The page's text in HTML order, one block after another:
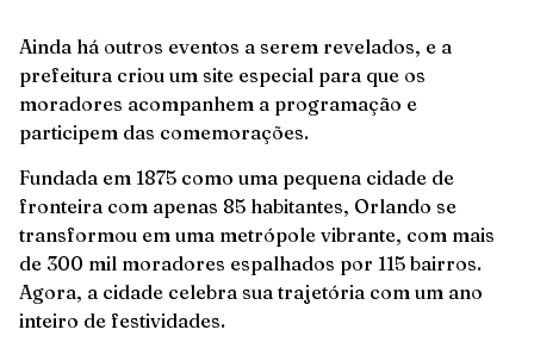
Ainda há outros eventos a serem revelados, e a
prefeitura criou um site especial para que os
moradores acompanhem a programação e
participem das comemorações.
Fundada em 1875 como uma pequena cidade de
fronteira com apenas 85 habitantes, Orlando se
transformou em uma metrópole vibrante, com mais
de 300 mil moradores espalhados por 115 bairros.
Agora, a cidade celebra sua trajetória com um ano
inteiro de festividades.